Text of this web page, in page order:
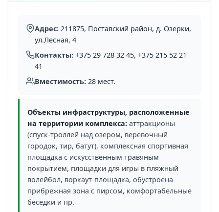
Адрес: 211875, Поставский район, д. Озерки,
ул.Лесная, 4
Контакты: +375 29 728 32 45, +375 215 52 21
41
Вместимость: 28 мест.
Объекты инфраструктуры, расположенные
на территории комплекса: аттракционы
(спуск-троллей над озером, веревочный
городок, тир, батут), комплексная спортивная
площадка с искусственным травяным
покрытием, площадки для игры в пляжный
волейбол, воркаут-площадка, обустроена
прибрежная зона с пирсом, комфортабельные
беседки и пр.